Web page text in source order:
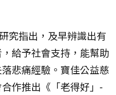
究指出，及早辨識出有
給予社會支持，能幫助
悲痛經驗。寶佳公益慈
作推出《「老得好」-